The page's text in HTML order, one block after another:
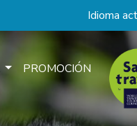
Idioma
PROMOCIÓN